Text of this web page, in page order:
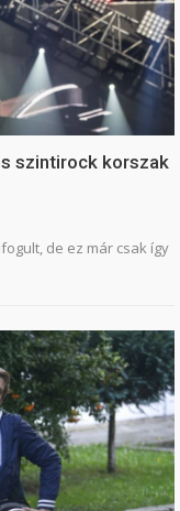
szintirock korszak
de ez már csak így